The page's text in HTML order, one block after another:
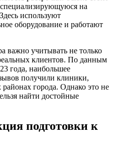
на
используют
оборудование и работают
важно учитывать не только
клиентов. По данным
года, наибольшее
получили клиники,
города. Однако это не
найти достойные
подготовки к